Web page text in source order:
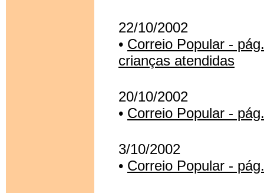
22/10/2002
• Correio Popular -
crianças atendidas
20/10/2002
• Correio Popular -
3/10/2002
• Correio Popular -